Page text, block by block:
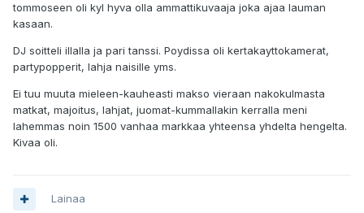
tommoseen oli kyl hyva olla ammattikuvaaja joka ajaa lauman
kasaan.
DJ soitteli illalla ja pari tanssi. Poydissa oli kertakayttokamerat,
partypopperit, lahja naisille yms.
Ei tuu muuta mieleen-kauheasti makso vieraan nakokulmasta
matkat, majoitus, lahjat, juomat-kummallakin kerralla meni
lahemmas noin 1500 vanhaa markkaa yhteensa yhdelta hengelta.
Kivaa oli.
Lainaa